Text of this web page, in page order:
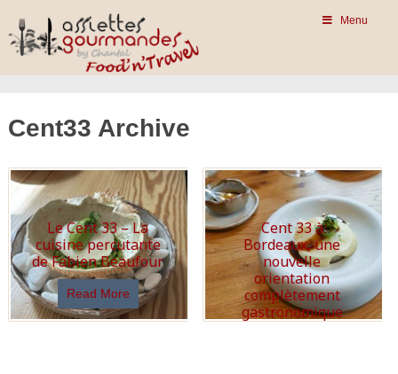
Menu
Cent33 Archive
Le Cent 33 – La
cuisine percutante
de Fabien Beaufour
Read More
Cent 33 à
Bordeaux, une
nouvelle
orientation
complètement
gastronomique